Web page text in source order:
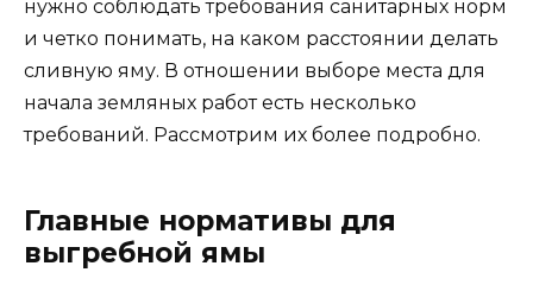
нужно соблюдать требования санитарных норм
и четко понимать, на каком расстоянии делать
сливную яму. В отношении выборе места для
начала земляных работ есть несколько
требований. Рассмотрим их более подробно.
Главные нормативы для
выгребной ямы